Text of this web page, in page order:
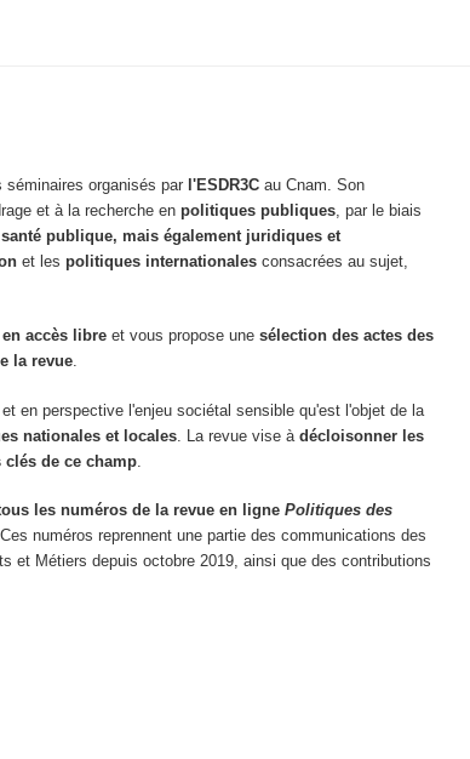
organisés par l'ESDR3Cau Cnam. Son
et à la recherche enpolitiques publiques , par le biais
publique, mais également juridiques et
et lespolitiques internationales consacrées au sujet,
en accès libre et vous propose unesélection des actes des
la revue.
en perspective l'enjeu sociétal sensible qu'est l'objet de la
nationales et locales . La revue vise àdécloisonner les
clés de ce champ
les numéros de la revue en lignePolitiques des
numéros reprennent une partie des communications des
et Métiers depuis octobre 2019, ainsi que des contributions